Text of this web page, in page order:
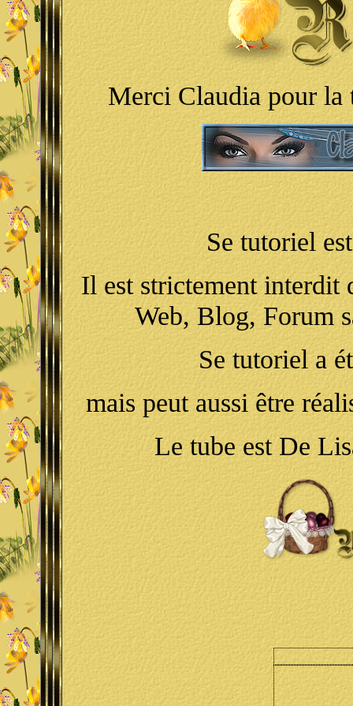
Merci Claudia pour la
Se tutoriel
Il est strictement interdit
Web, Blog, Forum
Se tutoriel a
mais peut aussi être
Le tube est De